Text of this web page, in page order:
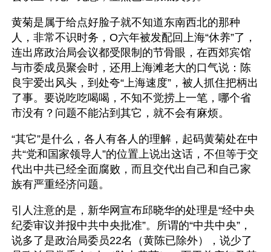
黄菊是属于给点好脸子就不知道东南西北的那种
人，非常不识时务，O六年被发配回上海“休养”了，
连出席政治局会议都受限制的节骨眼，在西郊宾馆
与市委成员聚会时，还用上海滩老大的口气说：陈
良宇爱出风头，到处夸“上海速度”，被人抓住把柄出
了事。要说吃吃喝喝，不知不觉捞上一笔，哪个省
市没有？问题不能沾到其它，就不会有麻烦。
“其它”是什么，各人有各人的理解，起码黄菊处在中
共“党和国家领导人”的位置上说出这话，不但等于交
代出中共已经全面腐败，而且交代出自己和自己家
族有严重经济问题。
引人注意的是，新华网宣布邱晓华的处理是“经中央
纪委审议并报中共中央批准”。所谓的“中共中央”，
说多了是政治局委员22名（黄陈已除外），说少了